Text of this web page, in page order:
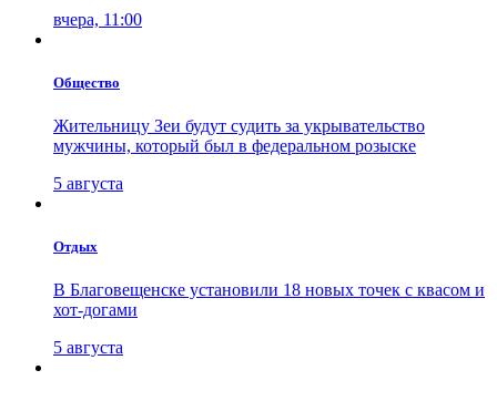
вчера, 11:00
Общество
Жительницу Зеи будут судить за укрывательство
мужчины, который был в федеральном розыске
5 августа
Отдых
В Благовещенске установили 18 новых точек с квасом и
хот-догами
5 августа